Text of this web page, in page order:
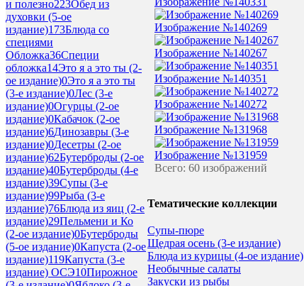
и полезно223Обед из
духовки (5-ое
издание)173Блюда со
специями
Обложка36Специи
обложка14Это я а это ты (2-
ое издание)0Это я а это ты
(3-е издание)0Лес (3-е
издание)0Огурцы (2-ое
издание)0Кабачок (2-ое
издание)6Динозавры (3-е
издание)0Десетры (2-ое
издание)62Бутерброды (2-ое
издание)40Бутерброды (4-е
издание)39Супы (3-е
издание)99Рыба (3-е
издание)76Блюда из яиц (2-е
издание)29Пельмени и Ко
(2-ое издание)0Бутерброды
(5-ое издание)0Капуста (2-ое
издание)119Капуста (3-е
издание) ОСЭ10Пирожное
Изображение №140269
Изображение №140267
Изображение №140351
Изображение №140272
Изображение №131968
Изображение №131959
Всего: 60 изображений
Тематические коллекции
Супы-пюре
Щедрая осень (3-е издание)
Блюда из курицы (4-ое издание)
Необычные салаты
Закуски из рыбы